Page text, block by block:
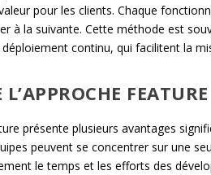
pour les clients. Chaque
à la suivante. Cette méthode est
continu, qui facilitent la
présente plusieurs avantages
peuvent se concentrer sur une
le temps et les efforts des